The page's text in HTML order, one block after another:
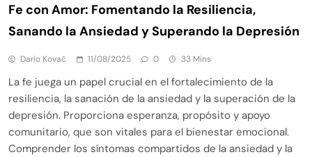
Fe con Amor: Fomentando la Resiliencia,
Sanando la Ansiedad y Superando la Depresión
Dario Kovač 11/08/2025 0 33 Mins
La fe juega un papel crucial en el fortalecimiento de la
resiliencia, la sanación de la ansiedad y la superación de la
depresión. Proporciona esperanza, propósito y apoyo
comunitario, que son vitales para el bienestar emocional.
Comprender los síntomas compartidos de la ansiedad y la